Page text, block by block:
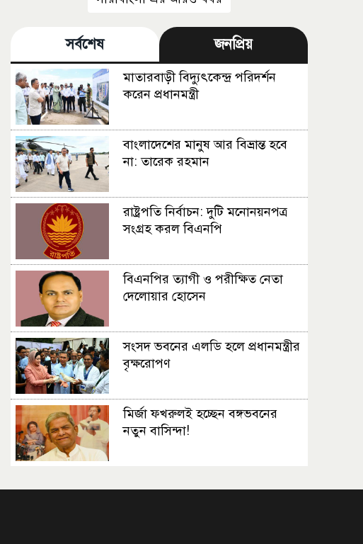
সর্বশেষ জনপ্রিয়
মাতারবাড়ী বিদ্যুৎকেন্দ্র পরিদর্শন
করেন প্রধানমন্ত্রী
বাংলাদেশের মানুষ আর বিভ্রান্ত হবে
না: তারেক রহমান
রাষ্ট্রপতি নির্বাচন: দুটি মনোনয়নপত্র
সংগ্রহ করল বিএনপি
বিএনপির ত্যাগী ও পরীক্ষিত নেতা
দেলোয়ার হোসেন
সংসদ ভবনের এলডি হলে প্রধানমন্ত্রীর
বৃক্ষরোপণ
মির্জা ফখরুলই হচ্ছেন বঙ্গভবনের
নতুন বাসিন্দা!